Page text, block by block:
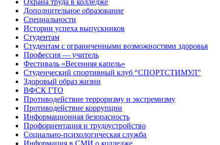
Дополнительное образование
Специальности
Истории успеха выпускников
Студентам
Студентам с ограниченными возможностями здоровья
Профессия — учитель
Фестиваль «Весенняя капель»
Студенческий спортивный клуб “СПОРТСТИМУЛ”
Здоровый образ жизни
ВФСК ГТО
Противодействие терроризму и экстремизму
Противодействие коррупции
Информационная безопасность
Профориентация и трудоустройство
Социально-психологическая служба
Информация в СМИ о колледже